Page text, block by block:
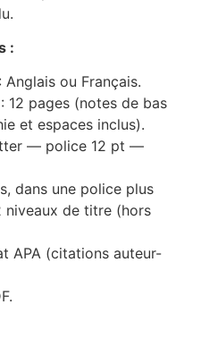
:
ou Français.
12 pages (notes de bas
et espaces inclus).
— police 12 pt —
dans une police plus
niveaux de titre (hors
APA (citations auteur-